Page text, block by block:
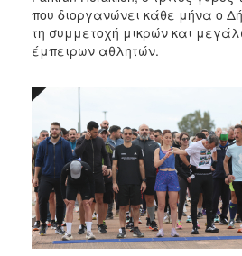
που διοργανώνει κάθε μήνα ο
τη συμμετοχή μικρών και
έμπειρων αθλητών.